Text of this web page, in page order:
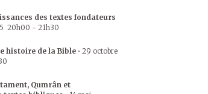
des textes fondateurs
20h00 - 21h30
histoire de la Bible • 29 octobre
Qumrân et